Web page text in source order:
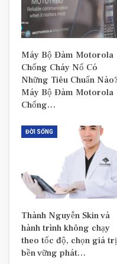
Máy Bộ Đàm Motorola
Chống Cháy Nổ Có
Những Tiêu Chuẩn
Máy Bộ Đàm Motorola
Chống…
ĐỜI SỐNG
Thành Nguyễn Skin và
hành trình không chạy
theo tốc độ, chọn giá trị
bền vững phát…